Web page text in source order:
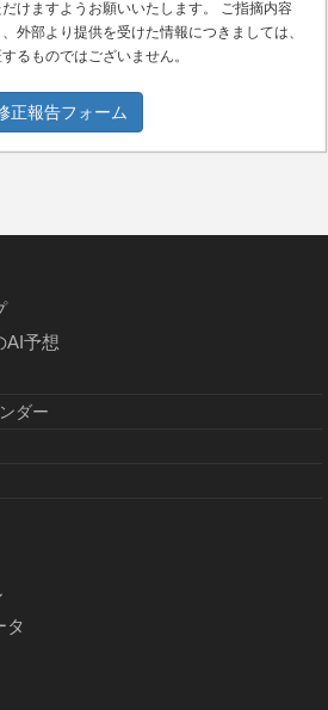
けますようお願いいたします。 ご指摘内容
外部より提供を受けた情報につきましては、
るものではございません。
正報告フォーム
AI予想
ダー
タ